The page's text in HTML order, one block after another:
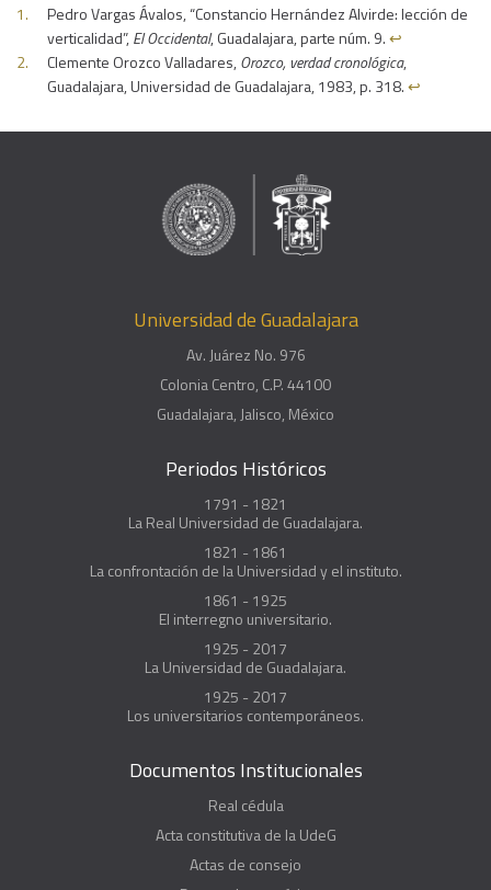
Pedro Vargas Ávalos, “Constancio Hernández Alvirde: lección de
verticalidad”,El Occidental, Guadalajara, parte núm. 9.↩︎
Clemente Orozco Valladares,Orozco, verdad cronológica,
Guadalajara, Universidad de Guadalajara, 1983, p. 318.↩︎
Universidad de Guadalajara
Av. Juárez No. 976
Colonia Centro, C.P. 44100
Guadalajara, Jalisco, México
Periodos Históricos
1791 - 1821
La Real Universidad de Guadalajara.
1821 - 1861
La confrontación de la Universidad y el instituto.
1861 - 1925
El interregno universitario.
1925 - 2017
La Universidad de Guadalajara.
1925 - 2017
Los universitarios contemporáneos.
Documentos Institucionales
Real cédula
Acta constitutiva de la UdeG
Actas de consejo